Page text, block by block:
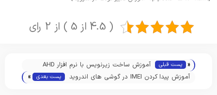
( 4.5 از 5 ) از 2 رای
« پست قبلی
آموزش ساخت زیرنویس با نرم افزار AHD
subtitles Makerآموزش پیدا کردن IMEI در گوشی های اندروید پست بعدی »